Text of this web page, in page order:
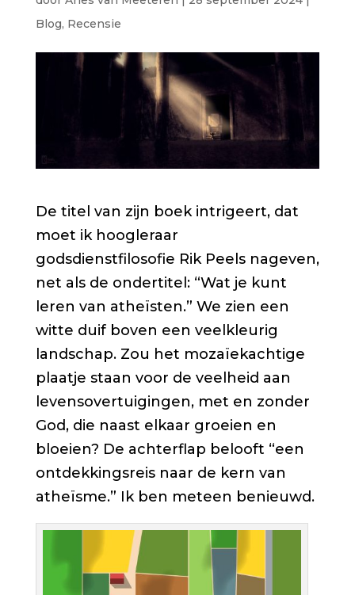
Blog, Recensie
De titel van zijn boek intrigeert, dat
moet ik hoogleraar
godsdienstfilosofie Rik Peels nageven,
net als de ondertitel: “Wat je kunt
leren van atheïsten.” We zien een
witte duif boven een veelkleurig
landschap. Zou het mozaïekachtige
plaatje staan voor de veelheid aan
levensovertuigingen, met en zonder
God, die naast elkaar groeien en
bloeien? De achterflap belooft “een
ontdekkingsreis naar de kern van
atheïsme.” Ik ben meteen benieuwd.